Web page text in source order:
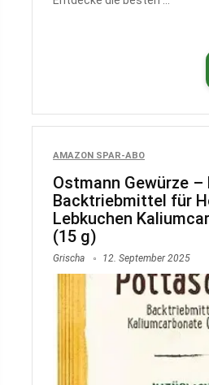
AMAZON SPAR-ABO
Ostmann Gewürze
Backtriebmittel für
Lebkuchen
(15 g)
Grischa 12. September 2025